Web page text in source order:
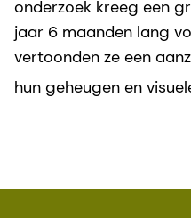
onderzoek kreeg een
jaar 6 maanden lang
vertoonden ze een
hun geheugen en